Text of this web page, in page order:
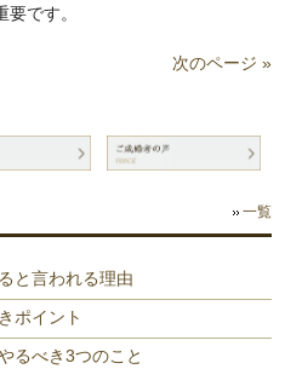
です。
次のページ »
一覧
と言われる理由
ポイント
るべき3つのこと